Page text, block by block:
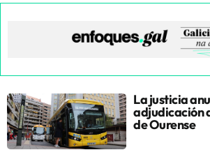
La justicia
adjudicación
de Ourense